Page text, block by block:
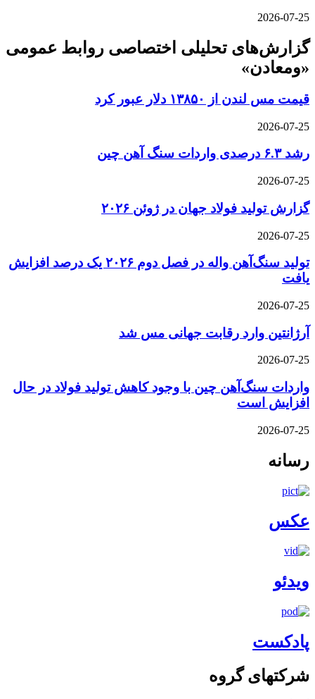
2026-07-25
گزارش‌های تحلیلی اختصاصی روابط عمومی
«ومعادن»
قیمت مس لندن از ۱۳۸۵۰ دلار عبور کرد
2026-07-25
رشد ۶.۳ درصدی واردات سنگ آهن چین
2026-07-25
گزارش تولید فولاد جهان در ژوئن ۲۰۲۶
2026-07-25
تولید سنگ‌آهن واله در فصل دوم ۲۰۲۶ یک درصد افزایش
یافت
2026-07-25
آرژانتین وارد رقابت جهانی مس شد
2026-07-25
واردات سنگ‌آهن چین با وجود کاهش تولید فولاد در حال
افزایش است
2026-07-25
رسانه
عکس
ویدئو
پادکست
شرکتهای گروه